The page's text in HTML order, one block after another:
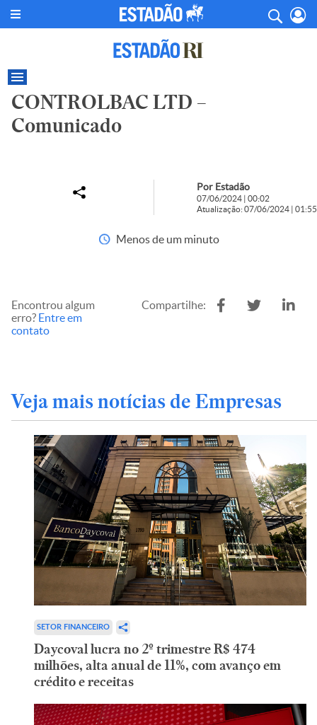
CONTROLBAC LTD –
Comunicado
Por Estadão
07/06/2024 | 00:02
Atualização: 07/06/2024 | 01:55
Menos de um minuto
Encontrou algum
erro? Entre em
contato
Compartilhe:
Veja mais notícias de Empresas
SETOR FINANCEIRO
Daycoval lucra no 2º trimestre R$ 474
milhões, alta anual de 11%, com avanço em
crédito e receitas